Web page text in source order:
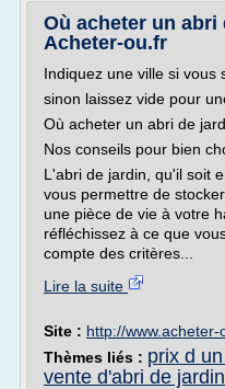
Où acheter un abri
Acheter-ou.fr
Indiquez une ville si vous
sinon laissez vide pour
Où acheter un abri de
Nos conseils pour bien
L'abri de jardin, qu'il soit
vous permettre de
une pièce de vie à votre
réfléchissez à ce que
compte des critères...
Lire la suite
Site : http://www.acheter-
Thèmes liés : prix d
vente d'abri de